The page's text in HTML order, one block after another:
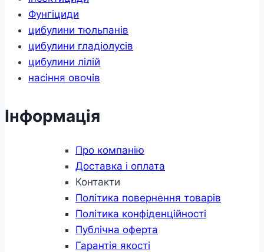
Фунгіциди
цибулини тюльпанів
цибулини гладіолусів
цибулини лілій
насіння овочів
Інформація
Про компанію
Доставка і оплата
Контакти
Політика повернення товарів
Політика конфіденційності
Публічна оферта
Гарантія якості